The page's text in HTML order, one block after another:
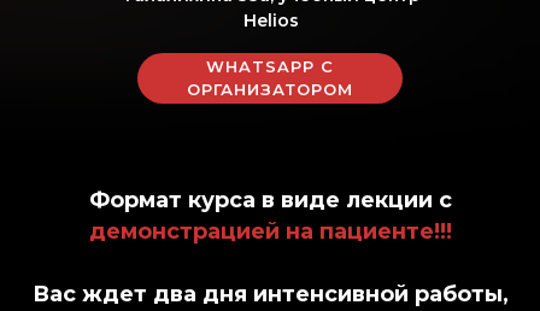
Helios
WHATSAPP С
ОРГАНИЗАТОРОМ
Формат курса в виде лекции с
демонстрацией на пациенте!!!
Вас ждет два дня интенсивной работы,